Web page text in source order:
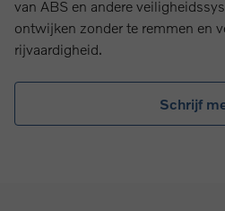
van ABS en andere
ontwijken zonder te remmen en
rijvaardigheid.
Schrijf